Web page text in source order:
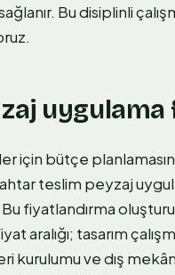
Bu disiplinli
uygulama
için bütçe
teslim peyzaj
fiyatlandırma
aralığı; tasarım
ve dış